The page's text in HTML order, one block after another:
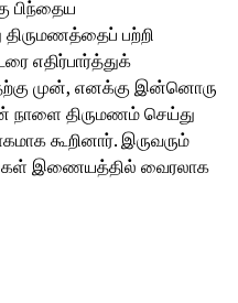
பிந்தைய
பற்றி
எதிர்பார்த்துக்
முன், எனக்கு இன்னொரு
நாளை திருமணம் செய்து
கூறினார். இருவரும்
இணையத்தில் வைரலாக